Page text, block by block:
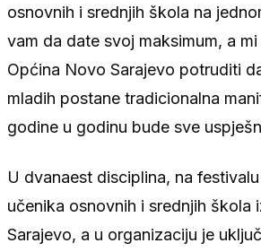
osnovnih i srednjih škola na
vam da date svoj maksimum, a
Općina Novo Sarajevo potruditi
mladih postane tradicionalna
godine u godinu bude sve
U dvanaest disciplina, na
učenika osnovnih i srednjih škola
Sarajevo, a u organizaciju je